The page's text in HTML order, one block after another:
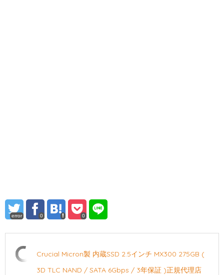
error 0 0
Crucial Micron製 内蔵SSD 2.5インチ MX300 275GB (
3D TLC NAND / SATA 6Gbps / 3年保証 )正規代理店